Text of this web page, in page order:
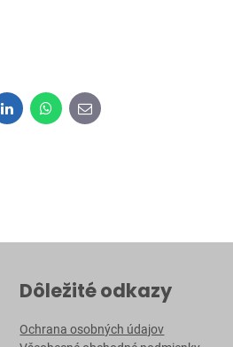
LinkedInWhatsApp
E-
mail
Dôležité odkazy
Ochrana osobných údajov